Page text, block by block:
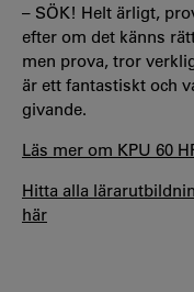
– SÖK! Helt ärligt,
efter om det känns
men prova, tror
är ett fantastiskt och
givande.
Läs mer om KPU 60
Hitta alla
här